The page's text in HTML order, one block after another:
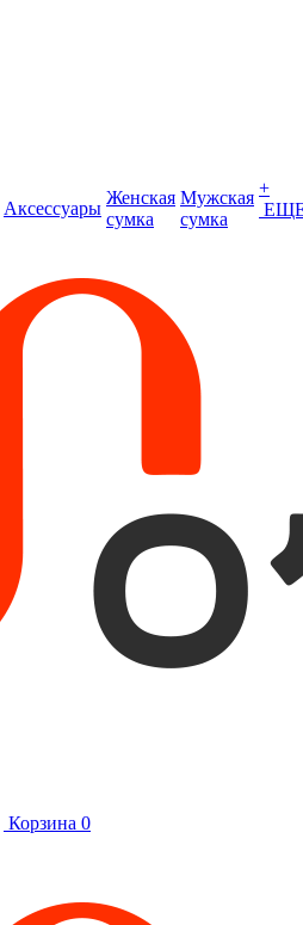
Аксессуары
Женская
сумка
Мужская
сумка
+
Корзина 0